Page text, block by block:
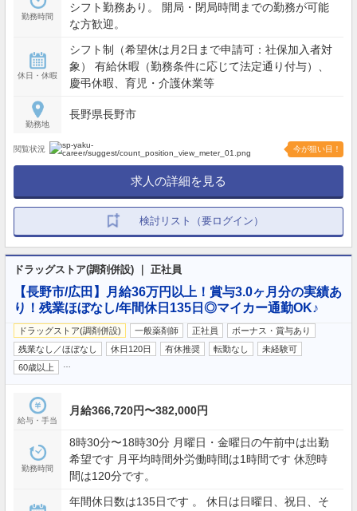
勤務時間
シフト勤務あり。 開局・閉局時間までの勤務が可能
な方歓迎。
休日・休暇
シフト制（希望休は月2日まで申請可：社保加入者対
象） 有給休暇（勤務条件に応じて法定通り付与）、
慶弔休暇、育児・介護休業等
勤務地
長野県長野市
閲覧状況 今が狙い目！
求人の詳細を見る
検討リスト（要ログイン）
ドラッグストア(調剤併設) ｜ 正社員
【長野市/広田】月給36万円以上！賞与3.0ヶ月分の実績あ
り！残業ほぼなし/年間休日135日◎マイカー通勤OK♪
ドラッグストア(調剤併設) 一般薬剤師 正社員
ボーナス・賞与あり
残業なし／ほぼなし
休日120日 有休推奨 転勤なし
未経験可
60歳以上
給与・手当
月給366,720円〜382,000円
勤務時間
8時30分〜18時30分 月曜日・金曜日の午前中は出勤
希望です 月平均時間外労働時間は1時間です 休憩時
間は120分です。
年間休日数は135日です 。 休日は日曜日、祝日、そ